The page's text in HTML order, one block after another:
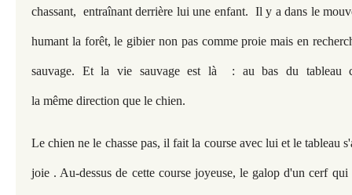
chassant, entraînant derrière lui une enfant. Il y a dans le
humant la forêt, le gibier non pas comme proie mais en
sauvage. Et la vie sauvage est là : au bas du tableau
la même direction que le chien.
Le chien ne le chasse pas, il fait la course avec lui et le tableau
joie . Au-dessus de cette course joyeuse, le galop d'un cerf qui